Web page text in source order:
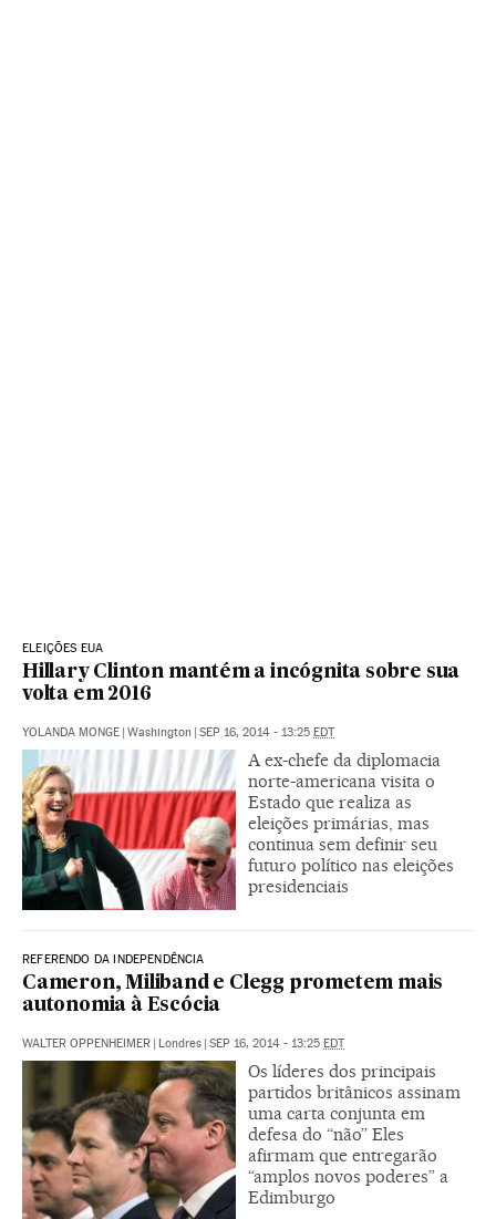
ELEIÇÕES EUA
Hillary Clinton mantém a incógnita sobre sua
volta em 2016
YOLANDA MONGE | Washington | SEP 16, 2014 - 13:25 EDT
A ex-chefe da diplomacia
norte-americana visita o
Estado que realiza as
eleições primárias, mas
continua sem definir seu
futuro político nas eleições
presidenciais
REFERENDO DA INDEPENDÊNCIA
Cameron, Miliband e Clegg prometem mais
autonomia à Escócia
WALTER OPPENHEIMER | Londres | SEP 16, 2014 - 13:25 EDT
Os líderes dos principais
partidos britânicos assinam
uma carta conjunta em
defesa do “não” Eles
afirmam que entregarão
“amplos novos poderes” a
Edimburgo